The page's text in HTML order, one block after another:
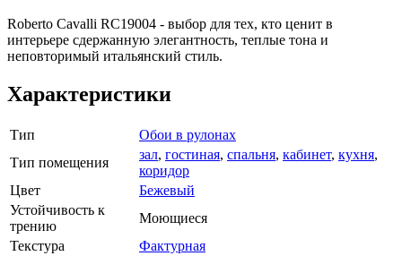
Roberto Cavalli RC19004 - выбор для тех, кто ценит в
интерьере сдержанную элегантность, теплые тона и
неповторимый итальянский стиль.
Характеристики
Тип
Обои в рулонах
Тип помещения
зал, гостиная, спальня, кабинет, кухня,
коридор
Цвет
Бежевый
Устойчивость к
трению
Моющиеся
Текстура
Фактурная